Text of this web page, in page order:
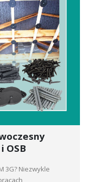
OSB
3G? Niezwykle